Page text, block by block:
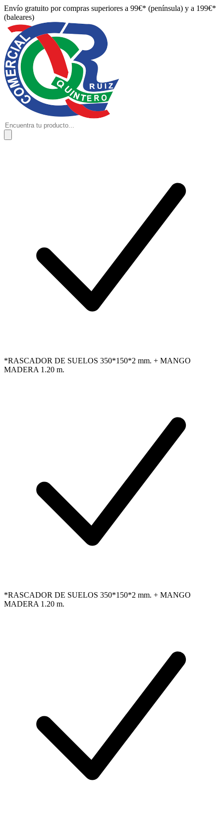
Envío gratuito por compras superiores a 99€* (península) y a 199€*
(baleares)
*RASCADOR DE SUELOS 350*150*2 mm. + MANGO
MADERA 1.20 m.
*RASCADOR DE SUELOS 350*150*2 mm. + MANGO
MADERA 1.20 m.